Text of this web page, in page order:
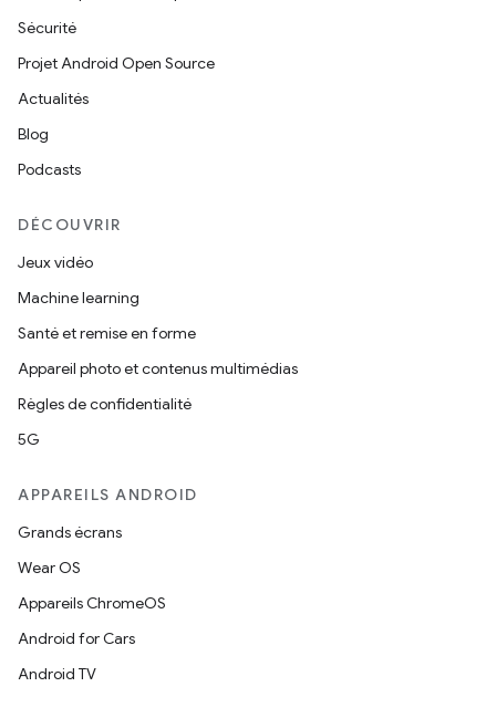
Sécurité
Projet Android Open Source
Actualités
Blog
Podcasts
DÉCOUVRIR
Jeux vidéo
Machine learning
Santé et remise en forme
Appareil photo et contenus multimédias
Règles de confidentialité
5G
APPAREILS ANDROID
Grands écrans
Wear OS
Appareils ChromeOS
Android for Cars
Android TV